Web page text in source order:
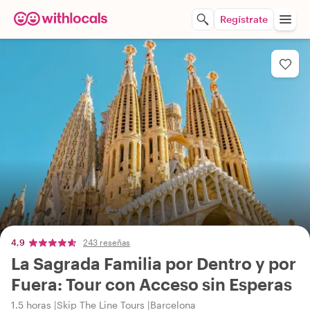
Regístrate
4,9 243 reseñas
La Sagrada Familia por Dentro y por
Fuera: Tour con Acceso sin Esperas
1.5 horas Skip The Line Tours Barcelona